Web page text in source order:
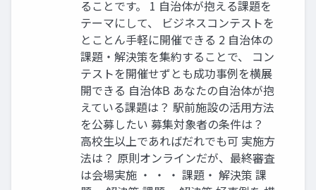
ることです。 1 自治体が抱える課題を
テーマにして、 ビジネスコンテストを
とことん手軽に開催できる 2 自治体の
課題・解決策を集約することで、 コン
テストを開催せずとも成功事例を横展
開できる 自治体B あなたの自治体が抱
えている課題は？ 駅前施設の活用方法
を公募したい 募集対象者の条件は？
高校生以上であればだれでも可 実施方
法は？ 原則オンラインだが、最終審査
は会場実施 ・ ・ ・ 課題・ 解決策 課